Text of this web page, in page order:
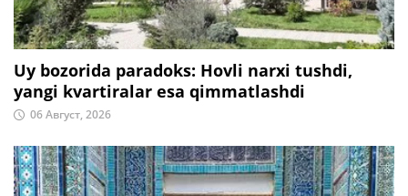
Uy bozorida paradoks: Hovli narxi tushdi,
yangi kvartiralar esa qimmatlashdi
06 Август, 2026